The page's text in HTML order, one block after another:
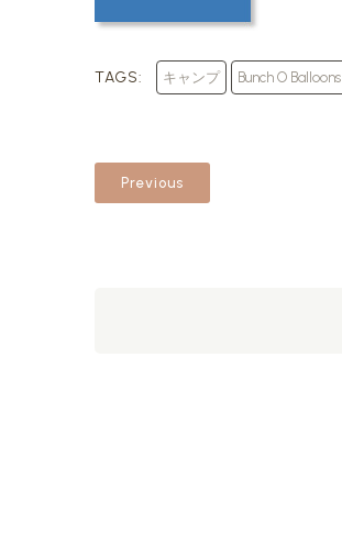
TAGS: キャンプ Bunch O Balloons
Previous